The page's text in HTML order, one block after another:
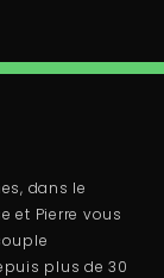
dans le
et Pierre vous
plus de 30